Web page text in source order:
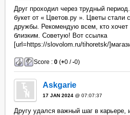
Друг проходил через трудный
букет от « Цветов.ру ». Цветы стали
дружбы. Рекомендую всем, кто хочет
близким. Советую! Вот ссылка
[url=https://slovolom.ru/tihoretsk/
Score :0 (+0 /-0)
Askgarie
17 JAN 2024 @ 07:07:37
Другу удался важный шаг в карьере,